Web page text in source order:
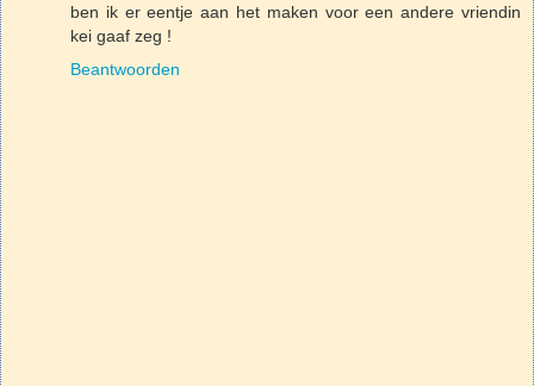
ben ik er eentje aan het maken voor een andere vriendin
kei gaaf zeg !
Beantwoorden